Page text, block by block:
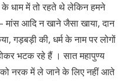
के धाम में तो रहते थे लेकिन हमने
मांस आदि न खाने जैसा खाया, दान
गड़बड़ी की, धर्म के नाम पर लोगों
भटक रहे हैं । सात महापुण्य
को नरक में ले जाने के लिए नहीं आते